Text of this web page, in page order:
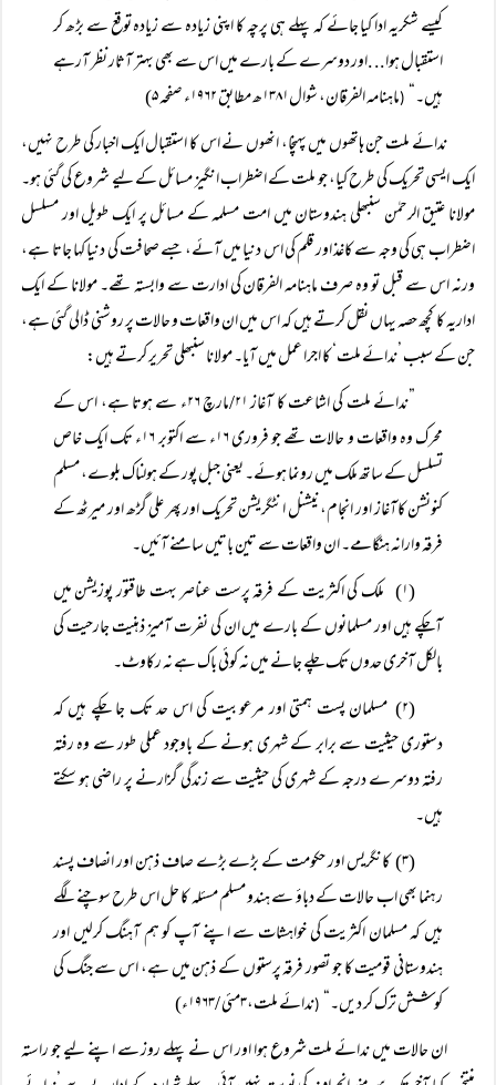
کیسے شکریہ ادا کیا جائے کہ پہلے ہی پرچہ کا اپنی زیادہ سے زیادہ توقع سے بڑھ کر
استقبال ہوا.. .اور دوسرے کے بارے میں اس سے بھی بہتر آثار نظر آرہے
ہیں۔“ (ماہنامہ الفرقان، شوال۱۳۸۱ھ مطابق ۱۹۶۲ء صفحہ ۵)
ندائے ملت جن ہاتھوں میں پہنچا، انھوں نے اس کا استقبال ایک اخبار کی طرح نہیں،
ایک ایسی تحریک کی طرح کیا، جو ملت کے اضطراب انگیز مسائل کے لیے شروع کی گئی ہو۔
مولانا عتیق الرحمٰن سنبھلی ہندوستان میں امت مسلمہ کے مسائل پر ایک طویل اور مسلسل
اضطراب ہی کی وجہ سے کاغذ اور قلم کی اس دنیا میں آئے، جسے صحافت کی دنیا کہا جاتا ہے،
ورنہ اس سے قبل تو وہ صرف ماہنامہ الفرقان کی ادارت سے وابستہ تھے۔ مولانا کے ایک
اداریہ کا کچھ حصہ یہاں نقل کرتے ہیں کہ اس میں ان واقعات و حالات پر روشنی ڈالی گئی ہے،
جن کے سبب ’ندائے ملت‘ کا اجرا عمل میں آیا۔ مولانا سنبھلی تحریر کرتے ہیں:
”ندائے ملت کی اشاعت کا آغاز ۲۱/مارچ ۲۶ء سے ہوتا ہے، اس کے
محرک وہ واقعات و حالات تھے جو فروری ۱۶ء سے اکتوبر ۱۶ء تک ایک خاص
تسلسل کے ساتھ ملک میں رونما ہوئے۔ یعنی جبل پور کے ہولناک بلوے، مسلم
کنونشن کاآغاز اور انجام، نیشنل انٹگریشن تحریک اور پھر علی گڑھ اور میرٹھ کے
فرقہ وارانہ ہنگامے۔ ان واقعات سے تین باتیں سامنے آئیں۔
(۱) ملک کی اکثریت کے فرقہ پرست عناصر بہت طاقتور پوزیشن میں
آچکے ہیں اور مسلمانوں کے بارے میں ان کی نفرت آمیز ذہنیت جارحیت کی
بالکل آخری حدوں تک چلے جانے میں نہ کوئی باک ہے نہ رکاوٹ۔
(۲) مسلمان پست ہمتی اور مرعوبیت کی اس حد تک جا چکے ہیں کہ
دستوری حیثیت سے برابر کے شہری ہونے کے باوجود عملی طور سے وہ رفتہ
رفتہ دوسرے درجہ کے شہری کی حیثیت سے زندگی گزارنے پر راضی ہو سکتے
ہیں۔
(۳) کانگریس اور حکومت کے بڑے بڑے صاف ذہن اور انصاف پسند
رہنما بھی اب حالات کے دباؤ سے ہندو مسلم مسئلہ کا حل اس طرح سوچنے لگے
ہیں کہ مسلمان اکثریت کی خواہشات سے اپنے آپ کو ہم آہنگ کرلیں اور
ہندوستانی قومیت کا جو تصور فرقہ پرستوں کے ذہن میں ہے، اس سے جنگ کی
کوشش ترک کر دیں۔“ (ندائے ملت،۳مئی /۱۹۶۳ء)
ان حالات میں ندائے ملت شروع ہوا اور اس نے پہلے روز سے اپنے لیے جو راستہ